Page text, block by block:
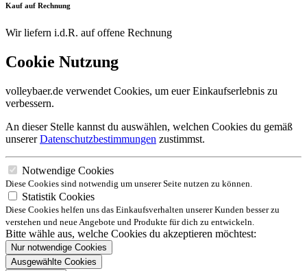
Kauf auf Rechnung
Wir liefern i.d.R. auf offene Rechnung
Cookie Nutzung
volleybaer.de verwendet Cookies, um euer Einkaufserlebnis zu
verbessern.
An dieser Stelle kannst du auswählen, welchen Cookies du gemäß
unsererDatenschutzbestimmungen zustimmst.
Notwendige Cookies
Diese Cookies sind notwendig um unserer Seite nutzen zu können.
Statistik Cookies
Diese Cookies helfen uns das Einkaufsverhalten unserer Kunden besser zu
verstehen und neue Angebote und Produkte für dich zu entwickeln.
Bitte wähle aus, welche Cookies du akzeptieren möchtest:
Nur notwendige Cookies
Ausgewählte Cookies